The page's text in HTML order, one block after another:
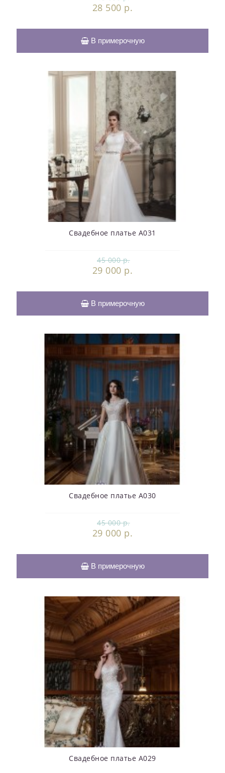
28 500 р.
В примерочную
Свадебное платье А031
45 000 р.
29 000 р.
В примерочную
Свадебное платье А030
45 000 р.
29 000 р.
В примерочную
Свадебное платье А029